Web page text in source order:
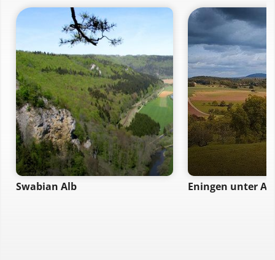
Swabian Alb Eningen unter